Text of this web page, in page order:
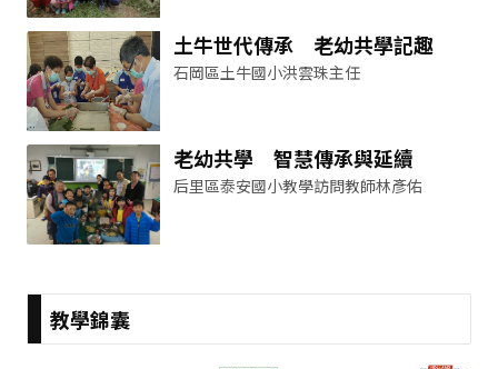
土牛世代傳承 老幼共學記趣
石岡區土牛國小洪雲珠主任
老幼共學 智慧傳承與延續
后里區泰安國小教學訪問教師林彥佑
教學錦囊